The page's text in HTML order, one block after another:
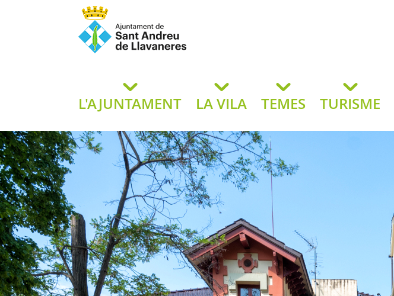
de Llavaneres
L'AJUNTAMENT LA VILA TEMES TURISME